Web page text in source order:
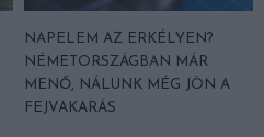
NAPELEM AZ ERKÉLYEN?
NÉMETORSZÁGBAN MÁR
MENŐ, NÁLUNK MÉG JÖN A
FEJVAKARÁS